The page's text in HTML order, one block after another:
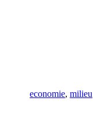
economie, milieu